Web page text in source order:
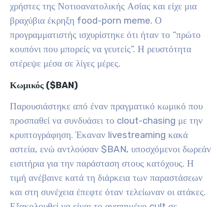
χρήστες της Νοτιοανατολικής Ασίας και είχε μια
βραχύβια έκρηξη food-porn meme. Ο
προγραμματιστής ισχυρίστηκε ότι ήταν το “πρώτο
κουπόνι που μπορείς να γευτείς”. Η ρευστότητα
στέρεψε μέσα σε λίγες μέρες.
Κωμικός ($BAN)
Παρουσιάστηκε από έναν πραγματικό κωμικό που
προσπαθεί να συνδυάσει το clout-chasing με την
κρυπτογράφηση. Έκαναν livestreaming κακά
αστεία, ενώ αντλούσαν $BAN, υποσχόμενοι δωρεάν
εισιτήρια για την παράσταση στους κατόχους. Η
τιμή ανέβαινε κατά τη διάρκεια των παραστάσεων
και στη συνέχεια έπεφτε όταν τελείωναν οι ατάκες.